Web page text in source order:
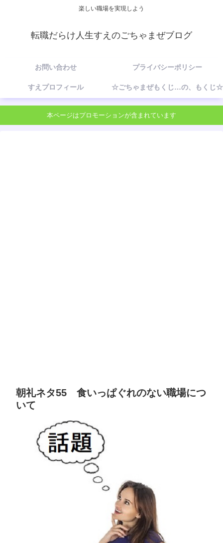
楽しい職場を実現しよう
転職だらけ人生すえのごちゃまぜブログ
お問い合わせ プライバシーポリシー
すえプロフィール ☆ごちゃまぜもくじ…の、もくじ☆
本ページはプロモーションが含まれています
朝礼ネタ55 食いっぱぐれのない職場につ
いて